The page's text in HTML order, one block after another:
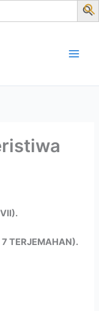
TERJEMAHAN).